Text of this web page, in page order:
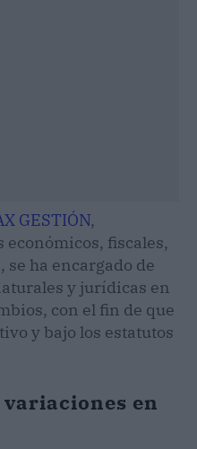
GESTIÓN,
económicos, fiscales,
ha encargado de
y jurídicas en
con el fin de que
y bajo los estatutos
en